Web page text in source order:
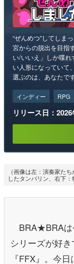
“ぜんめつ”してしま
宮からの脱出を目指
い/いいえ」しか喋
い人形になっていて
選ぶのは、あなたです
インディー RPG
リリース日：
（画像は左：演奏家た
したタンバリン、右下：
BRA★BRAは
シリーズが好
『FFX』。今